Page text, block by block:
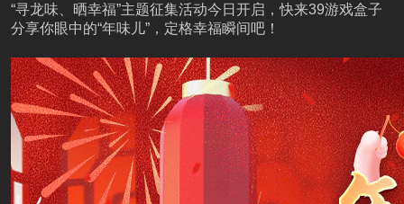
“寻龙味、晒幸福”主题征集活动今日开启，快来39游戏盒子
分享你眼中的“年味儿”，定格幸福瞬间吧！